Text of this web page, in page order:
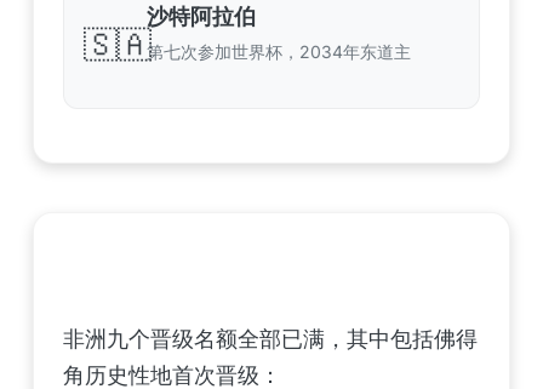
🇸🇦
沙特阿拉伯
第七次参加世界杯，2034年东道主
非洲九个晋级名额全部已满，其中包括佛得
角历史性地首次晋级：